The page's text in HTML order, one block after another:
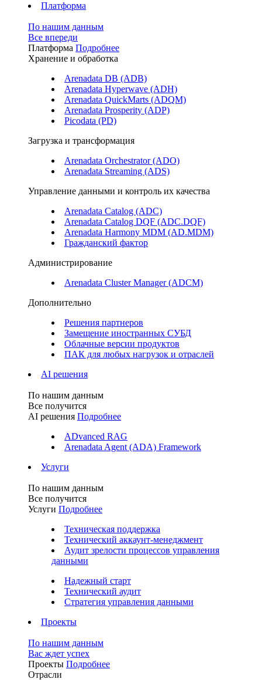
Платформа
По нашим данным
Все впереди
Платформа Подробнее
Хранение и обработка
Arenadata DB (ADB)
Arenadata Hyperwave (ADH)
Arenadata QuickMarts (ADQM)
Arenadata Prosperity (ADP)
Picodata (PD)
Загрузка и трансформация
Arenadata Orchestrator (ADO)
Arenadata Streaming (ADS)
Управление данными и контроль их качества
Arenadata Catalog (ADC)
Arenadata Catalog DQF (ADС.DQF)
Arenadata Harmony MDM (AD.MDM)
Гражданский фактор
Администрирование
Arenadata Cluster Manager (ADCM)
Дополнительно
Решения партнеров
Замещение иностранных СУБД
Облачные версии продуктов
ПАК для любых нагрузок и отраслей
AI решения
По нашим данным
Все получится
AI решения Подробнее
ADvanced RAG
Arenadata Agent (ADA) Framework
Услуги
По нашим данным
Все получится
Услуги Подробнее
Техническая поддержка
Технический аккаунт-менеджмент
Аудит зрелости процессов управления
данными
Надежный старт
Технический аудит
Стратегия управления данными
Проекты
По нашим данным
Вас ждет успех
Проекты Подробнее
Отрасли